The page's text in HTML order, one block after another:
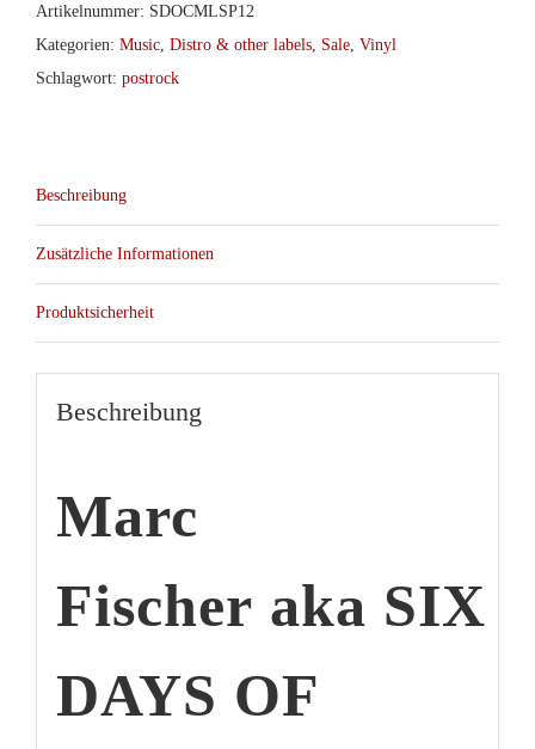
Artikelnummer: SDOCMLSP12
Kategorien: Music Distro & other labels Sale Vinyl
Schlagwort: postrock
Beschreibung
Zusätzliche Informationen
Produktsicherheit
Beschreibung
Marc
Fischer aka SIX
DAYS OF